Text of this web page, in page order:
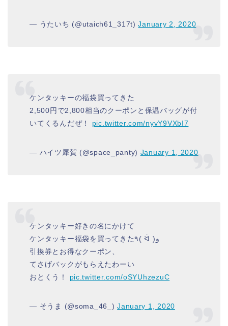
— うたいち (@utaich61_317t)January 2, 2020
ケンタッキーの福袋買ってきた
2,500円で2,800相当のクーポンと保温バッグが付
いてくるんだぜ！ pic.twitter.com/nyvY9VXbI7
— ハイツ犀賀 (@space_panty) January 1, 2020
ケンタッキー好きの名にかけて
ケンタッキー福袋を買ってきた٩( ᐛ )و
引換券とお得なクーポン、
てさげバックがもらえたわーい
おとくう！ pic.twitter.com/oSYUhzezuC
— そうま (@soma_46_)January 1, 2020